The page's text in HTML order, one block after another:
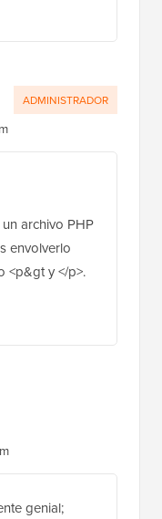
archivo PHP
envolverlo
<p&gt y </p>.
ADMINISTRADOR
genial;